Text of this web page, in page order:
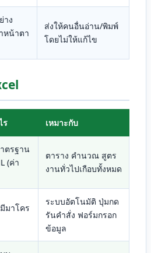
าง
หน้าตา
ส่งให้คนอื่นอ่าน/พิมพ์
โดยไม่ให้แก้ไข
ร เหมาะกับ
ตรฐาน
(ค่า
ตาราง คำนวณ สูตร
งานทั่วไปเกือบทั้งหมด
มาโคร
ระบบอัตโนมัติ ปุ่มกด
รันคำสั่ง ฟอร์มกรอก
ข้อมูล